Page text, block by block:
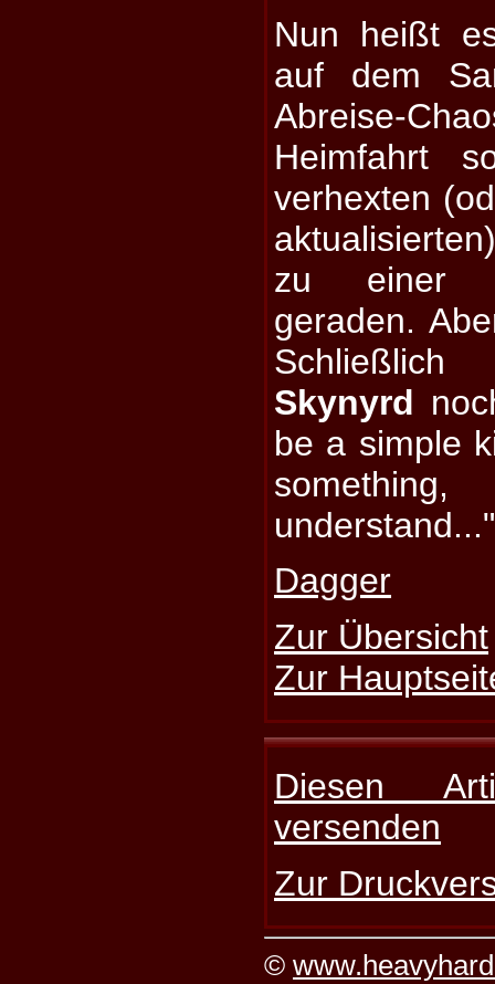
Nun heißt
auf dem
Abreise-
Heimfahrt
verhexten
zu einer
geraden.
Skynyrd
be a simple
understand..."
Dagger
Zur Übersicht
Zur
Diesen
versenden
Zur
©